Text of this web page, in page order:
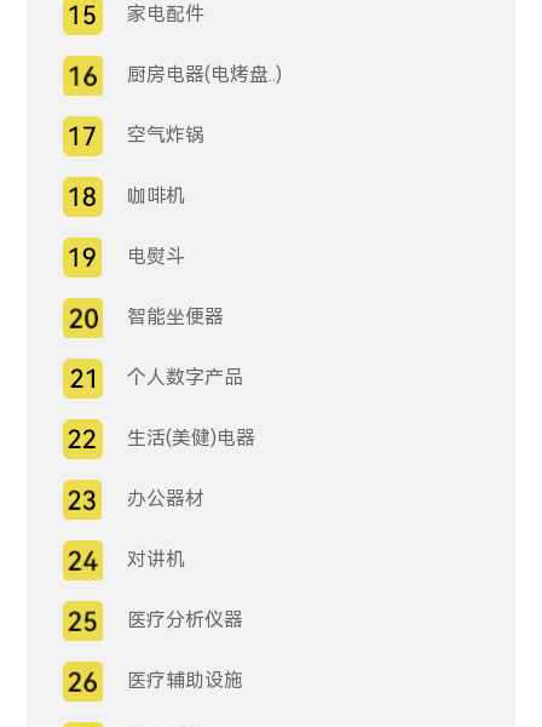
家电配件
厨房电器(电烤盘..)
空气炸锅
咖啡机
电熨斗
智能坐便器
个人数字产品
生活(美健)电器
办公器材
对讲机
医疗分析仪器
医疗辅助设施